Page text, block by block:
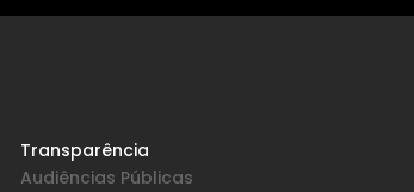
Transparência
Audiências Públicas